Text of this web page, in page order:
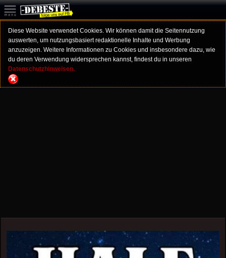
Diese Website verwendet Cookies. Wir können damit die Seitennutzung
auswerten, um nutzungsbasiert redaktionelle Inhalte und Werbung
anzuzeigen. Weitere Informationen zu Cookies und insbesondere dazu, wie
du deren Verwendung widersprechen kannst, findest du in unseren
Datenschutzhinweisen.